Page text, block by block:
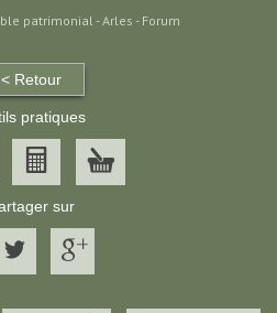
patrimonial - Arles - Forum
< Retour
pratiques
sur